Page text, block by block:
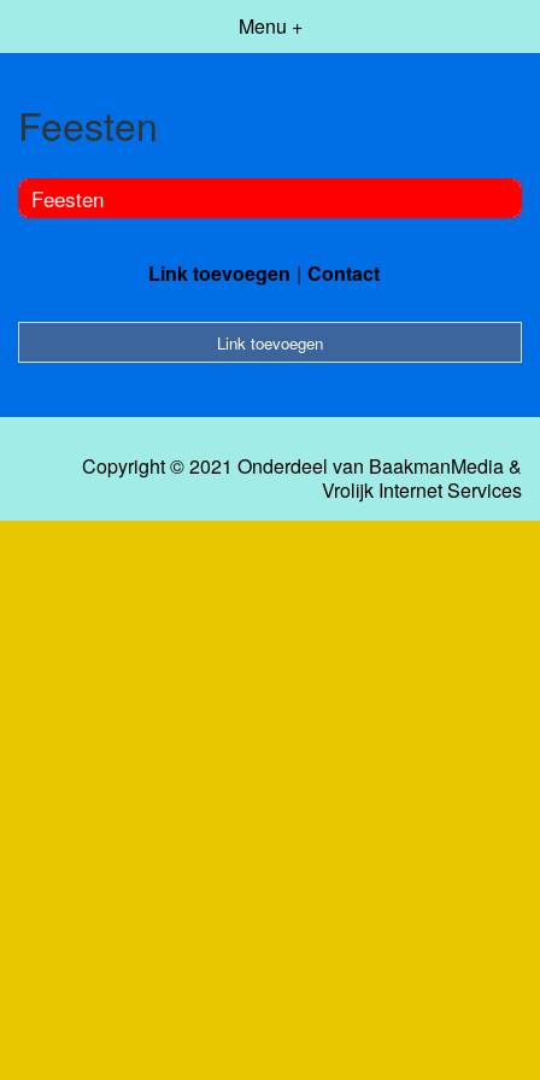
Menu +
Feesten
Feesten
Link toevoegen Contact
Link toevoegen
Copyright © 2021 Onderdeel van BaakmanMedia&
Vrolijk Internet Services